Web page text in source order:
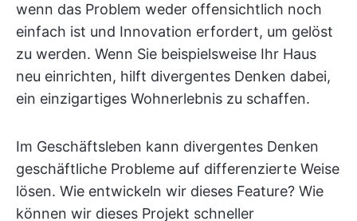
wenn das Problem weder offensichtlich noch
einfach ist und Innovation erfordert, um gelöst
zu werden. Wenn Sie beispielsweise Ihr Haus
neu einrichten, hilft divergentes Denken dabei,
ein einzigartiges Wohnerlebnis zu schaffen.
Im Geschäftsleben kann divergentes Denken
geschäftliche Probleme auf differenzierte Weise
lösen. Wie entwickeln wir dieses Feature? Wie
können wir dieses Projekt schneller